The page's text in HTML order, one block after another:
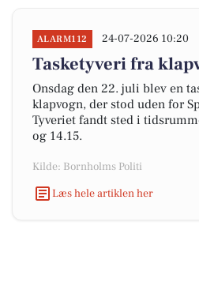
ALARM112 24-07-2026 10:20
Tasketyveri fra
Onsdag den 22. juli blev en
klapvogn, der stod uden for
Tyveriet fandt sted i
og 14.15.
Kilde: Bornholms Politi
Læs hele artiklen her